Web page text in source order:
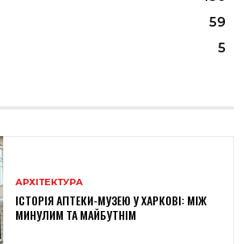
59
5
АРХІТЕКТУРА
ІСТОРІЯ АПТЕКИ-МУЗЕЮ У ХАРКОВІ: МІЖ
МИНУЛИМ ТА МАЙБУТНІМ